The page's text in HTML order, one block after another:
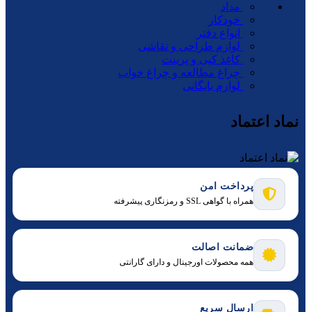
مداد
خودکار
انواع دفتر
لوازم طراحی و نقاشی
کاغذ کپی و پرینت
چراغ مطالعه و چراغ خواب
لوازم بایگانی
نماد اعتماد
پرداخت امن
همراه با گواهی SSL و رمزنگاری پیشرفته
ضمانت اصالت
همه محصولات اورجینال و دارای گارانتی
ارسال سریع